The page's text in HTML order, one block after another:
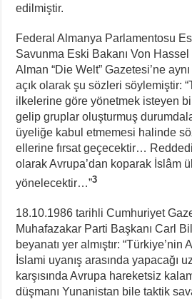
edilmiştir.
Federal Almanya Parlamentosu
Savunma Eski Bakanı Von Hassel
Alman “Die Welt” Gazetesi’ne
açık olarak şu sözleri söylemiştir:
ilkelerine göre yönetmek isteyen
gelip gruplar oluşturmuş
üyeliğe kabul etmemesi halinde
ellerine fırsat geçecektir…
olarak Avrupa’dan koparak İslâm
yönelecektir…”3
18.10.1986 tarihli Cumhuriyet
Muhafazakar Parti Başkanı Carl
beyanatı yer almıştır:
İslami uyanış arasında yapacağı
karşısında Avrupa hareketsiz
düşmanı Yunanistan bile taktik